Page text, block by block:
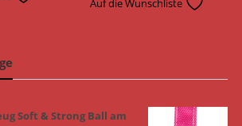
Auf die Wunschliste
Soft & Strong Ball am